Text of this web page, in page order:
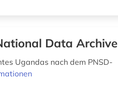
Data Archive
Ugandas nach dem PNSD-